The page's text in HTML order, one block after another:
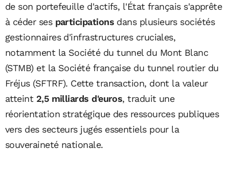
de son portefeuille d'actifs, l'État français s'apprête
à céder ses participationsdans plusieurs sociétés
gestionnaires d'infrastructures cruciales,
notamment la Société du tunnel du Mont Blanc
(STMB) et la Société française du tunnel routier du
Fréjus (SFTRF). Cette transaction, dont la valeur
atteint 2,5 milliards d'euros, traduit une
réorientation stratégique des ressources publiques
vers des secteurs jugés essentiels pour la
souveraineté nationale.